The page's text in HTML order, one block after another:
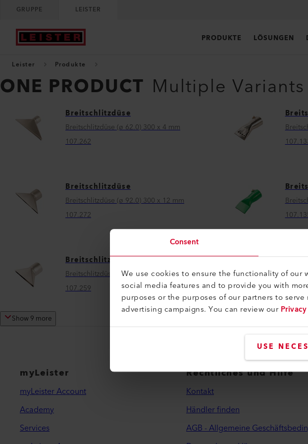
Consent
We use cookies to ensure the functionality of
social media features and to provide you with
purposes or the purposes of our partners to
advertising campaigns. You can review our
USE
GRUPPE LEISTER
PRODUKTE LÖSUNGEN
Leister Produkte
ONE PRODUCT Multiple Variants
Breitschlitzdüse
Breitschlitzdüse (ø 62.0) 300 x 4 mm
107.262
Breitschlitzdüse
Breitschlitzdüse (ø 92.0) 300 x 12 mm
107.272
Breitschlitzdüse
Breitschlitzdüse (ø 62.0) 150 x 12 mm
107.259
Show 9 more
myLeister
myLeister Account
Academy
Services
Rechtliches und Hilfe
Kontakt
Händler finden
AGB - Allgemeine